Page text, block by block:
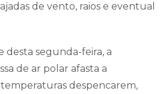
de vento, raios e eventual
desta segunda-feira, a
de ar polar afasta a
despencarem,